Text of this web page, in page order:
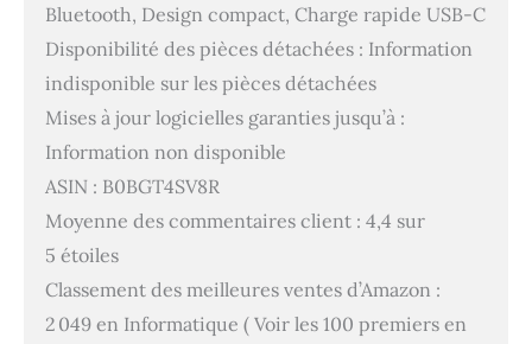
Bluetooth, Design compact, Charge rapide USB-C
Disponibilité des pièces détachées : Information
indisponible sur les pièces détachées
Mises à jour logicielles garanties jusqu’à :
Information non disponible
ASIN : B0BGT4SV8R
Moyenne des commentaires client : 4,4 sur
5 étoiles
Classement des meilleures ventes d’Amazon :
2 049 en Informatique ( Voir les 100 premiers en